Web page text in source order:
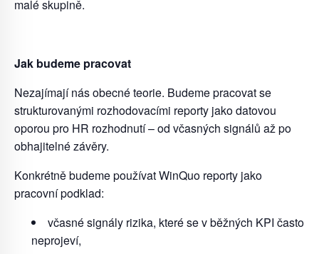
malé skupině.
Jak budeme pracovat
Nezajímají nás obecné teorie. Budeme pracovat se
strukturovanými rozhodovacími reporty jako datovou
oporou pro HR rozhodnutí–od včasných signálů až po
obhajitelnézávěry.
Konkrétně budeme používat WinQuo reporty jako
pracovní podklad:
včasné signály rizika, které se v běžných KPI často
neprojeví,